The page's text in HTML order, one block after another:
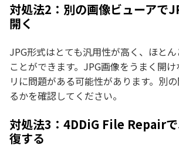
対処法2：別の画像ビューアで
開く
JPG形式はとても汎用性が高く、ほと
ことができます。JPG画像をうまく開
リに問題がある可能性があります。別
るかを確認してください。
対処法3：4DDiG File Repair
復する